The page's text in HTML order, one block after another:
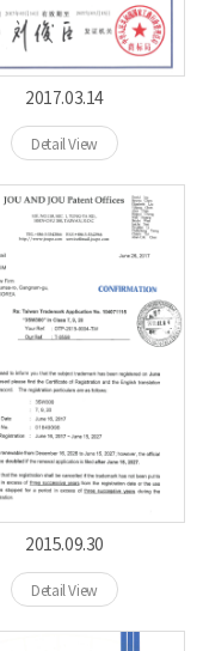
2017.03.14
Detail View
2015.09.30
Detail View